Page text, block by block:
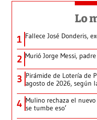
Lo
1 Fallece José Donderis,
2 Murió Jorge Messi,
3 Pirámide de Lotería de
agosto de 2026, según
4 Mulino rechaza el
se tumbe eso’